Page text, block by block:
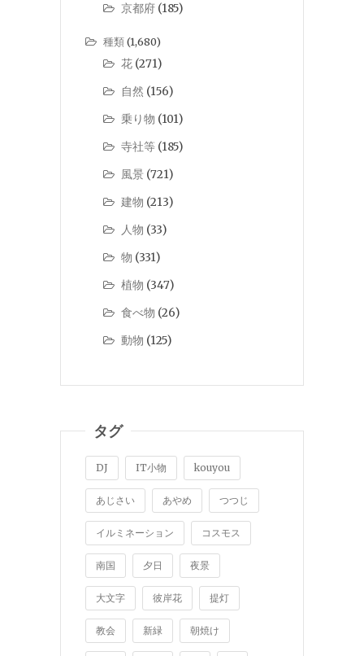
京都府 (185)
種類(1,680)
花 (271)
自然 (156)
乗り物 (101)
寺社等 (185)
風景 (721)
建物 (213)
人物 (33)
物 (331)
植物 (347)
食べ物 (26)
動物 (125)
タグ
DJ IT小物 kouyou
あじさい あやめ つつじ
イルミネーション コスモス
南国 夕日 夜景
大文字 彼岸花 提灯
教会 新緑 朝焼け